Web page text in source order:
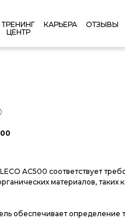
ТРЕНИНГ
ЦЕНТР
КАРЬЕРА ОТЗЫВЫ
AC500 соответствует
материалов, таких
обеспечивает определение